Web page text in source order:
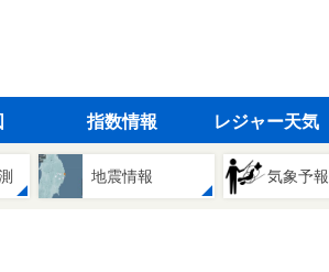
指数情報 レジャー天気
地震情報 気象予